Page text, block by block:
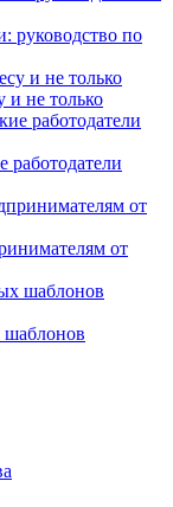
руководство по
и не только
работодатели
от
шаблонов